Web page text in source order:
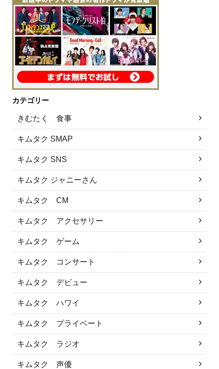
カテゴリー
きむたく 食事
キムタク SMAP
キムタク SNS
キムタク ジャニーさん
キムタク CM
キムタク アクセサリー
キムタク ゲーム
キムタク コンサート
キムタク デビュー
キムタク ハワイ
キムタク プライベート
キムタク ラジオ
キムタク 声優